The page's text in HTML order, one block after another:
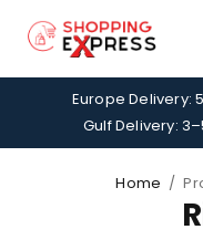
Europe Delivery:
Gulf Delivery:
Home /